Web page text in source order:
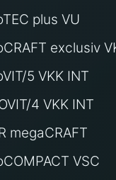
plus VU
exclusiv
5 VKK INT
4 VKK INT
megaCRAFT
VSC